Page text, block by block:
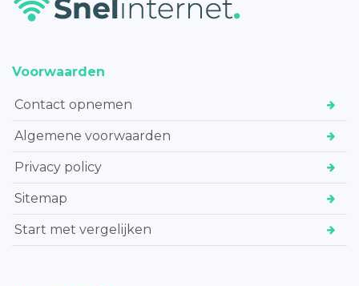
Voorwaarden
Contact opnemen
Algemene voorwaarden
Privacy policy
Sitemap
Start met vergelijken